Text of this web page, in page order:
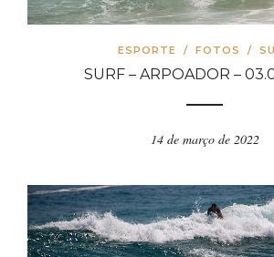
ESPORTE / FOTOS /
SURF – ARPOADOR –
14 de março de 2022